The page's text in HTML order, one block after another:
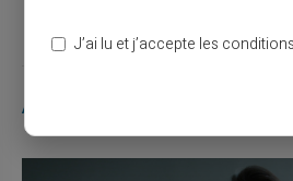
Articles similaires
J’ai lu et j’accepte les